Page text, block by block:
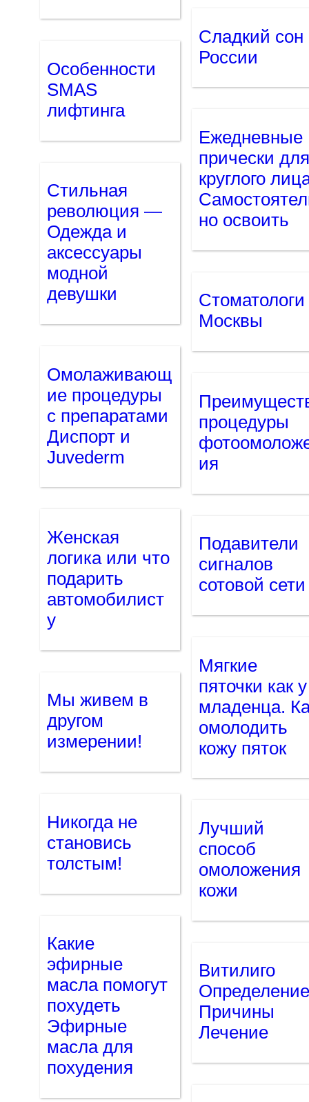
Особенности
SMAS
лифтинга
Стильная
революция —
Одежда и
аксессуары
модной
девушки
Омолаживающ
ие процедуры
с препаратами
Диспорт и
Juvederm
Женская
логика или что
подарить
автомобилист
у
Мы живем в
другом
измерении!
Никогда не
становись
толстым!
Какие
эфирные
масла помогут
похудеть
Эфирные
масла для
похудения
Сладкий сон
России
Ежедневные
прически
круглого
но освоить
Стоматологи
Москвы
процедуры
ия
Подавители
сигналов
сотовой сети
Мягкие
пяточки как у
младенца.
омолодить
кожу пяток
Лучший
способ
омоложения
кожи
Витилиго
Причины
Лечение